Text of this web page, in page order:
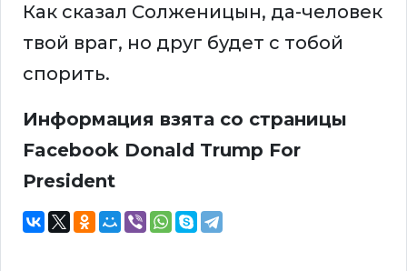
Как сказал Солженицын, да-человек
твой враг, но друг будет с тобой
спорить.
Информация взята со страницы
Facebook Donald Trump For
President